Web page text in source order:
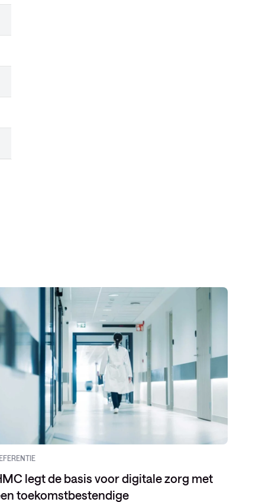
legt de basis voor digitale zorg met
toekomstbestendige